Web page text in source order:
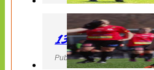
130427 LB 07 –
Publicerad 27 April 2013,